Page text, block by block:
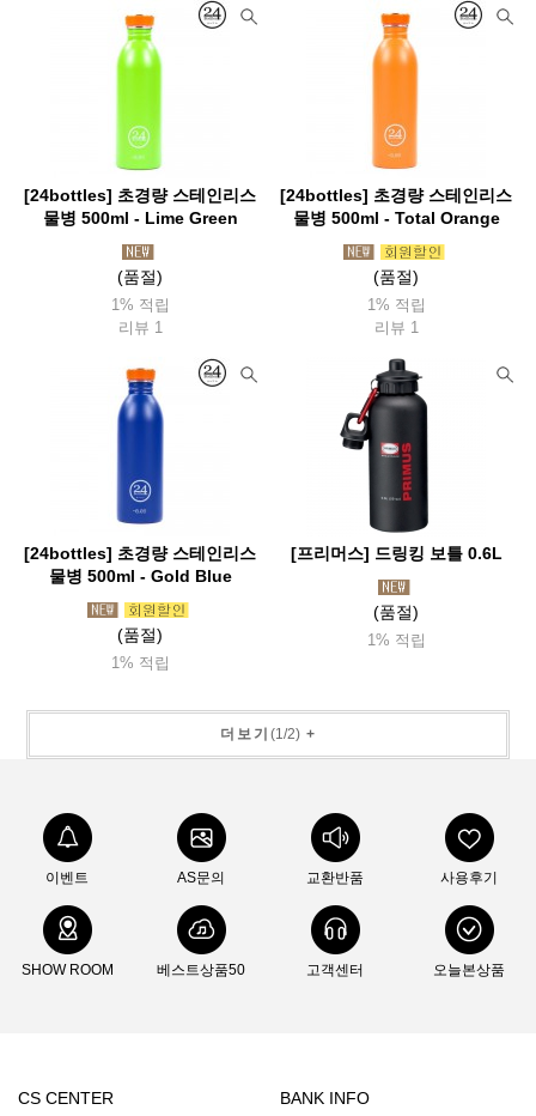
[24bottles] 초경량 스테인리스
물병 500ml - Lime Green
(품절)
1% 적립
리뷰 1
[24bottles] 초경량 스테인리스
물병 500ml - Total Orange
(품절)
1% 적립
리뷰 1
[24bottles] 초경량 스테인리스
물병 500ml - Gold Blue
(품절)
1% 적립
[프리머스] 드링킹 보틀 0.6L
(품절)
1% 적립
더보기 (1/2)+
이벤트 AS문의 교환반품 사용후기
SHOW ROOM 베스트상품50 고객센터 오늘본상품
CS CENTER BANK INFO